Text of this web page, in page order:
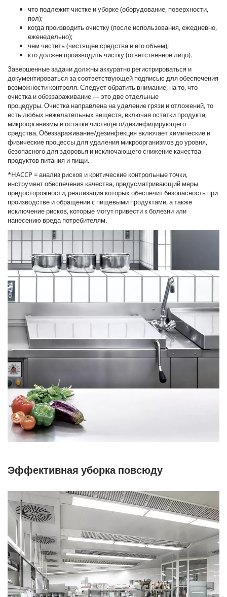
что подлежит чистке и уборке (оборудование, поверхности,
пол);
когда производить очистку (после использования, ежедневно,
еженедельно);
чем чистить (чистящее средства и его объем);
кто должен производить чистку (ответственное лицо).
Завершенные задачи должны аккуратно регистрироваться и
документироваться за соответствующей подписью для обеспечения
возможности контроля. Следует обратить внимание, на то, что
очистка и обеззараживание — это две отдельные
процедуры. Очистка направлена на удаление грязи и отложений, то
есть любых нежелательных веществ, включая остатки продукта,
микроорганизмы и остатки чистящего/дезинфицирующего
средства. Обеззараживание/дезинфекция включает химические и
физические процессы для удаления микроорганизмов до уровня,
безопасного для здоровья и исключающего снижение качества
продуктов питания и пищи.
*HACCP = анализ рисков и критические контрольные точки,
инструмент обеспечения качества, предусматривающий меры
предосторожности, реализация которых обеспечит безопасность при
производстве и обращении c пищевыми продуктами, а также
исключение рисков, которые могут привести к болезни или
нанесению вреда потребителям.
Эффективная уборка повсюду